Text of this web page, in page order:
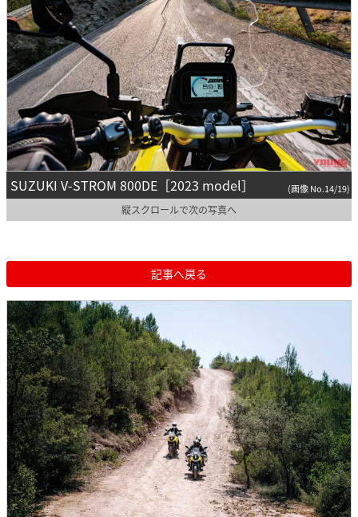
SUZUKI V-STROM 800DE［2023 model］ (画像 No.14/19)
縦スクロールで次の写真へ
記事へ戻る